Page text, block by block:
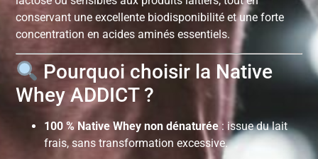
conservant une excellente biodisponibilité et une forte
concentration en acides aminés essentiels.
Pourquoi choisir la Native
Whey ADDICT ?
100 % Native Whey non dénaturée : issue du lait
frais, sans transformation excessive.